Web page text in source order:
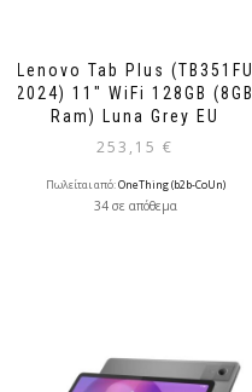
Lenovo Tab Plus (TB351FU
2024) 11″ WiFi 128GB (8GB
Ram) Luna Grey EU
253,15 €
Πωλείται από:OneThing (b2b-CoUn)
34 σε απόθεμα